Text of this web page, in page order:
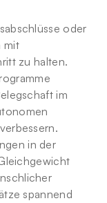
oder
mit
zu halten.
im
in der
spannend